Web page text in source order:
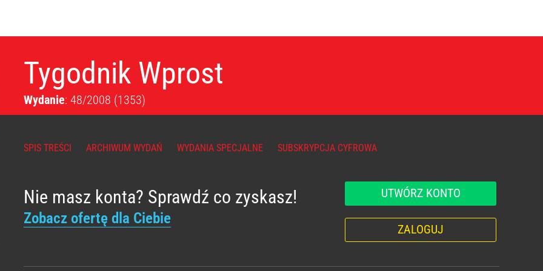
Tygodnik Wprost
Wydanie: 48/2008 (1353)
SPIS TREŚCI ARCHIWUM WYDAŃ WYDANIA SPECJALNE SUBSKRYPCJA CYFROWA
Nie masz konta? Sprawdź co zyskasz!
Zobacz ofertę dla Ciebie
UTWÓRZ KONTO
ZALOGUJ